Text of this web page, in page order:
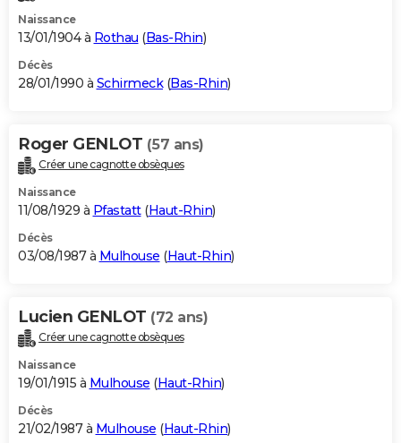
Naissance
13/01/1904 à Rothau (Bas-Rhin)
Décès
28/01/1990 à Schirmeck(Bas-Rhin)
Roger GENLOT (57 ans)
Créer une cagnotte obsèques
Naissance
11/08/1929 à Pfastatt(Haut-Rhin)
Décès
03/08/1987 à Mulhouse (Haut-Rhin)
Lucien GENLOT (72 ans)
Créer une cagnotte obsèques
Naissance
19/01/1915 à Mulhouse (Haut-Rhin)
Décès
21/02/1987 à Mulhouse (Haut-Rhin)